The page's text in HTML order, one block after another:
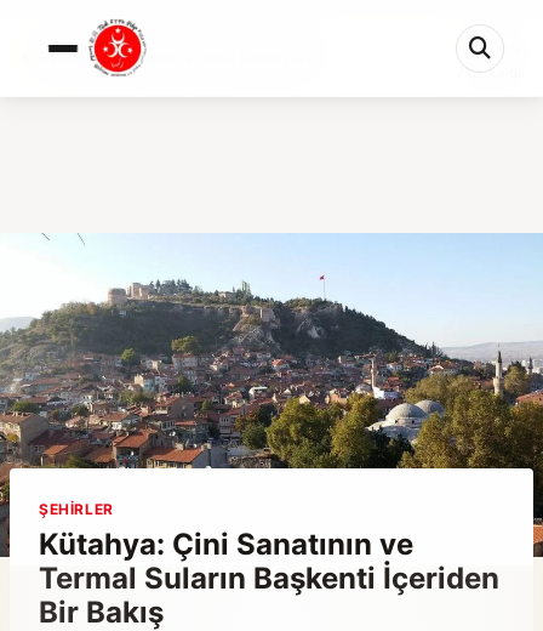
Kütahya: Çini Sanatının ve Termal Suların Başke...
7 dk kaldı
ŞEHIRLER
Kütahya: Çini Sanatının ve
Termal Suların Başkenti İçeriden
Bir Bakış